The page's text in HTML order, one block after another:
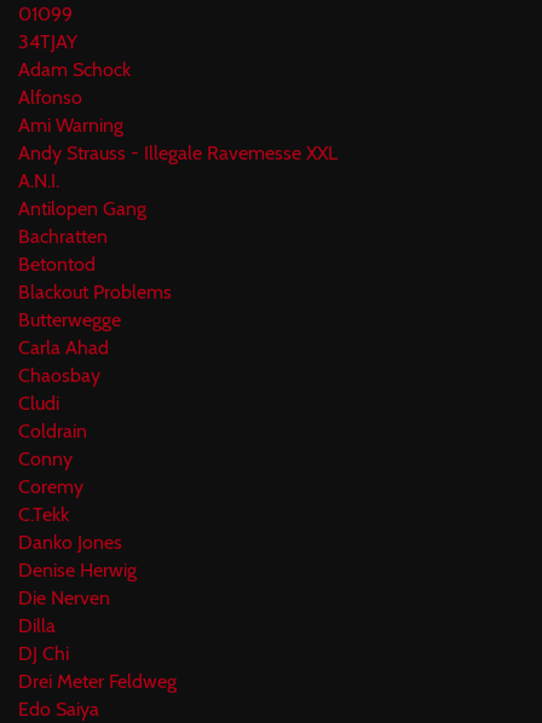
01099
34TJAY
Adam Schock
Alfonso
Ami Warning
Andy Strauss - Illegale Ravemesse XXL
A.N.I.
Antilopen Gang
Bachratten
Betontod
Blackout Problems
Butterwegge
Carla Ahad
Chaosbay
Cludi
Coldrain
Conny
Coremy
C.Tekk
Danko Jones
Denise Herwig
Die Nerven
Dilla
DJ Chi
Drei Meter Feldweg
Edo Saiya